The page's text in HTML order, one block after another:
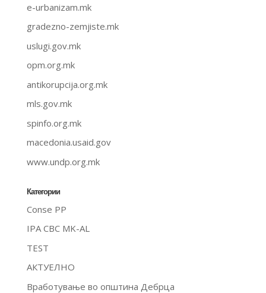
e-urbanizam.mk
gradezno-zemjiste.mk
uslugi.gov.mk
opm.org.mk
antikorupcija.org.mk
mls.gov.mk
spinfo.org.mk
macedonia.usaid.gov
www.undp.org.mk
Категории
Conse PP
IPA CBC MK-AL
TEST
АКТУЕЛНО
Вработување во општина Дебрца